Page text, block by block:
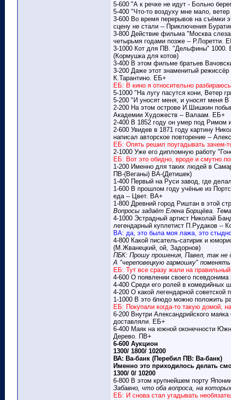
5-600 "А к речке не идут - Больно
5-400 "Что-то воздуху мне мало,
3-600 Во время перерывов на съёмки
сцену не стали -- Приключения
3-800 Действие фильма "Москва
четырьмя годами позже -- Р.Лоретти.
3-1000 Кот для ПВ. "Дельфины" 1000.
(Кормушка для котов)
3-400 В этом фильме братьев
3-200 Даже этот знаменитый
К.Тарантино. ЕБ+
ЕБ: В кино я относительно
5-1000 "На лугу пасутся кони, Ветер
5-200 "И уносят меня, и уносят меня
2-200 На этом острове И.Шишкин
Академии Художеств -- Валаам. ЕБ+
2-400 В 1852 году он умер под Римом
2-600 Увидев в 1871 году картину
написал авторское повторение --
ЕБ: Опять решил поугадывать зачем-
2-1000 Уже его дипломную работу
ЕБ: Вот это обидно, вроде и смутно
1-200 Именно для таких людей в
ПВ-(Веганы) ВА-(Детишек)
1-400 Первый на Руси завод, где
1-600 В прошлом году учёные из
еда -- Цвет. ВА+
1-800 Древний город Риштан в этой
Вопросы задаёт Елена Борщёва.
4-1000 Эстрадный артист Николай
легендарный куплетист П.Рудаков --
ВА: да, это была моя лажа, это
4-800 Какой писатель-сатирик и
(М.Жванецкий, ой, Задорнов)
ПБК: Прошу прошения, Павел, так не
А "череповецкую гармошку"
ЕБ: Тут все сразу жали на
4-600 О появлении своего
4-400 Среди его ролей в комедийных
4-200 О какой легендарной
1-1000 В это блюдо можно положить
ЕБ: Покупали когда-то такую домой,
6-200 Внутри Александрийского
доставляли. ЕБ+
6-400 Маяк на южной оконечности
Дерево. ПВ+
6-600 Аукцион
1300/ 1800/ 10200
ВА: Ва-банк (Перебил ПВ: Ва-банк)
Именно это приходилось делать
1300/ 0/ 10200
6-800 В этом крупнейшем порту
Забавно, что оба вопроса, на
ЕБ: И снова стал угадывать